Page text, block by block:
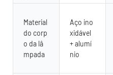
Material
do corp
o da lâ
mpada
Aço ino
xidável
+ alumí
nio